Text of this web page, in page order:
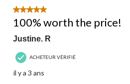
5 étoile(s) sur 5.
100% worth the price!
Justine. R
ACHETEUR VÉRIFIÉ
il y a 3 ans